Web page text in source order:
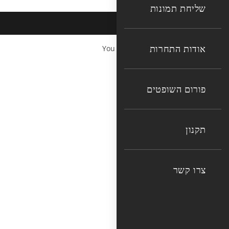
שליחת תמונות
אודות התחרות
פורום השופטים
תקנון
צרו קשר
You cannot copy content of this page